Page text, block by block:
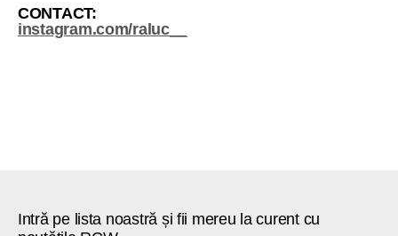
CONTACT:
instagram.com/raluc__
Intră pe lista noastră și fii mereu la curent cu